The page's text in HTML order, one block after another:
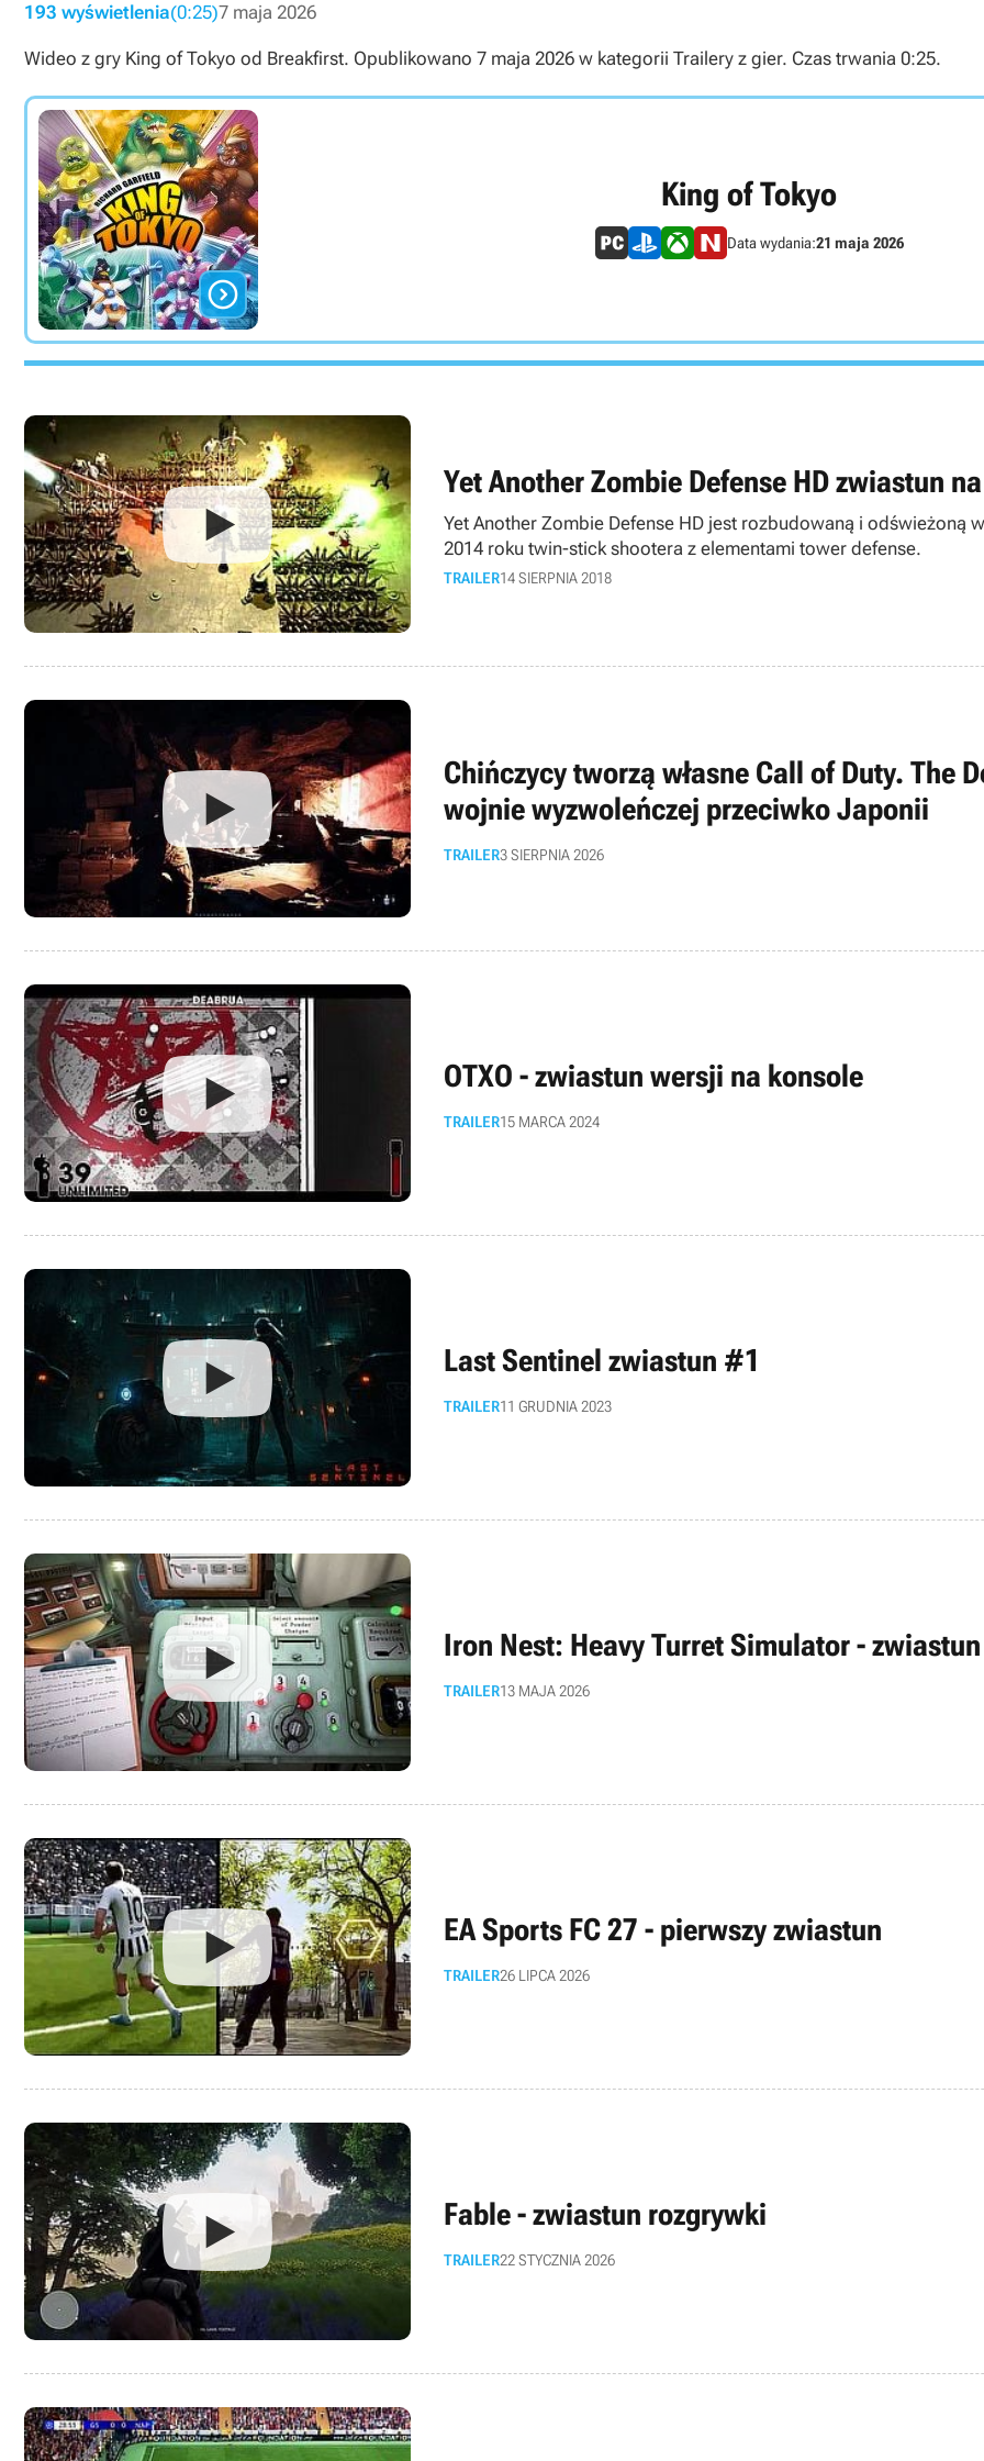
193 wyświetlenia(0:25)7 maja 2026
Wideo z gry King of Tokyo od Breakfirst. Opublikowano 7 maja 2026 w kategorii Trailery z gier. Czas trwania 0:25.

King of Tokyo
Data wydania:21 maja 2026
Yet Another Zombie Defense HD zwiastun
Yet Another Zombie Defense HD jest rozbudowaną i odświeżoną
2014 roku twin-stick shootera z elementami tower defense.
TRAILER14 SIERPNIA 2018
Chińczycy tworzą własne Call of Duty. The
wojnie wyzwoleńczej przeciwko Japonii
TRAILER3 SIERPNIA 2026
OTXO - zwiastun wersji na konsole
TRAILER15 MARCA 2024
Last Sentinel zwiastun #1
TRAILER11 GRUDNIA 2023
Iron Nest: Heavy Turret Simulator -
TRAILER13 MAJA 2026
EA Sports FC 27 - pierwszy zwiastun
TRAILER26 LIPCA 2026
Fable - zwiastun rozgrywki
TRAILER22 STYCZNIA 2026